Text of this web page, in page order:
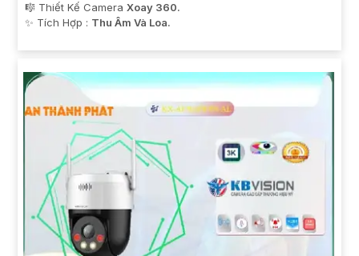
🎼️ Thiết Kế Camera Xoay 360.
️✨ Tích Hợp : Thu Âm Và Loa.